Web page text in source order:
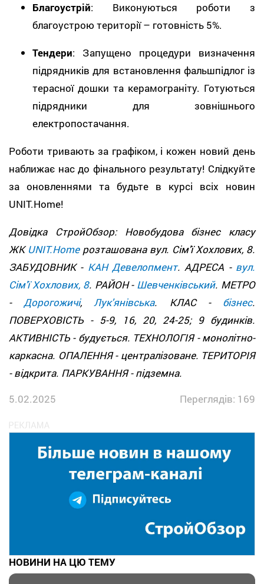
Благоустрій: Виконуються роботи з
благоустрою території – готовність 5%.
Тендери: Запущено процедури визначення
підрядників для встановлення фальшпідлог із
терасної дошки та керамограніту. Готуються
підрядники для зовнішнього
електропостачання.
Роботи тривають за графіком, і кожен новий день
наближає нас до фінального результату! Слідкуйте
за оновленнями та будьте в курсі всіх новин
UNIT.Home!
Довідка СтройОбзор: Новобудова бізнес класу
ЖКUNIT.Homeрозташована вул. Сім'ї Хохлових, 8.
ЗАБУДОВНИК - КАН Девелопмент. АДРЕСА - вул.
Сім'ї Хохлових, 8. РАЙОН - Шевченківський. МЕТРО
-Дорогожичі,Лук'янівська. КЛАС - бізнес.
ПОВЕРХОВІСТЬ - 5-9, 16, 20, 24-25; 9 будинків.
АКТИВНІСТЬ - будується. ТЕХНОЛОГІЯ - монолітно-
каркасна. ОПАЛЕННЯ - централізоване. ТЕРИТОРІЯ
- відкрита. ПАРКУВАННЯ - підземна.
5.02.2025
Переглядів: 169
НОВИНИ НА ЦЮ ТЕМУ